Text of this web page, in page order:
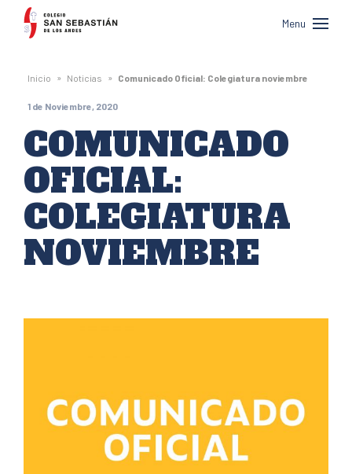
Colegio
San
Sebastián
de
Los
Andes
Menu
Inicio » Noticias » Comunicado Oficial: Colegiatura noviembre
1 de Noviembre, 2020
COMUNICADO
OFICIAL:
COLEGIATURA
NOVIEMBRE